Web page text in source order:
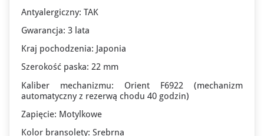
Antyalergiczny: TAK
Gwarancja: 3 lata
Kraj pochodzenia: Japonia
Szerokość paska: 22 mm
Kaliber mechanizmu: Orient F6922 (mechanizm
automatyczny z rezerwą chodu 40 godzin)
Zapięcie: Motylkowe
Kolor bransolety: Srebrna